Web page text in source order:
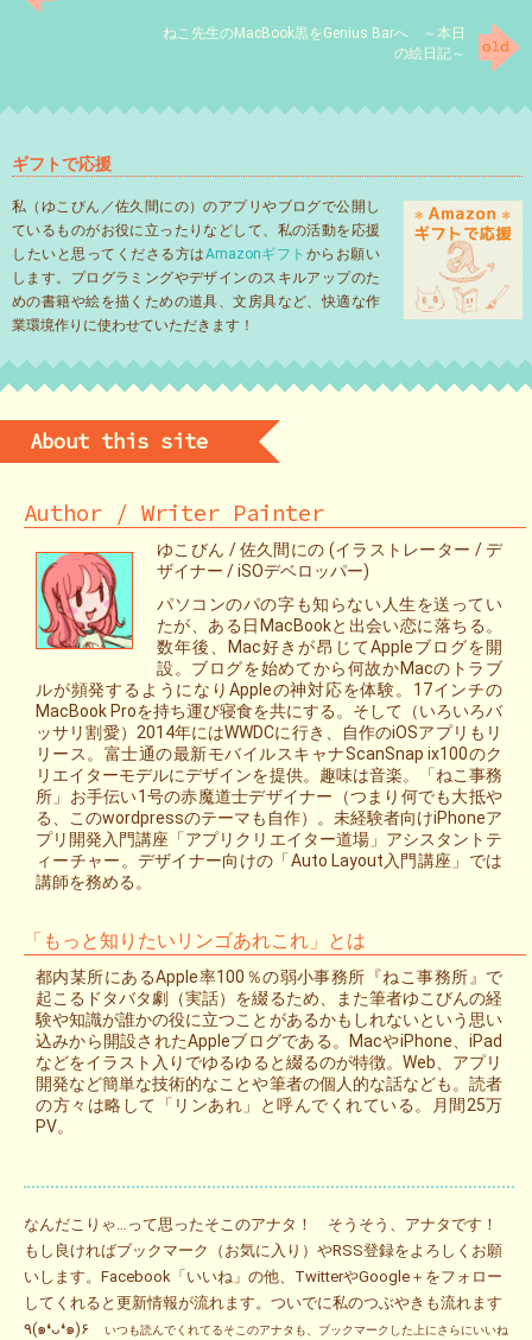
ねこ先生のMacBook黒をGenius Barへ ～本日
の絵日記～
ギフトで応援
私（ゆこびん／佐久間にの）のアプリやブログで公開し
ているものがお役に立ったりなどして、私の活動を応援
したいと思ってくださる方はAmazonギフト からお願い
します。プログラミングやデザインのスキルアップのた
めの書籍や絵を描くための道具、文房具など、快適な作
業環境作りに使わせていただきます！
About this site
Author / Writer Painter
ゆこびん / 佐久間にの (イラストレーター / デ
ザイナー / iSOデベロッパー)
パソコンのパの字も知らない人生を送ってい
たが、ある日MacBookと出会い恋に落ちる。
数年後、Mac好きが昂じてAppleブログを開
設。ブログを始めてから何故かMacのトラブ
ルが頻発するようになりAppleの神対応を体験。17インチの
MacBook Proを持ち運び寝食を共にする。そして（いろいろバ
ッサリ割愛）2014年にはWWDCに行き、自作のiOSアプリもリ
リース。富士通の最新モバイルスキャナScanSnap ix100のク
リエイターモデルにデザインを提供。趣味は音楽。「ねこ事務
所」お手伝い1号の赤魔道士デザイナー（つまり何でも大抵や
る、このwordpressのテーマも自作）。未経験者向けiPhoneア
プリ開発入門講座「アプリクリエイター道場」アシスタントテ
ィーチャー。デザイナー向けの「Auto Layout入門講座」では
講師を務める。
「もっと知りたいリンゴあれこれ」とは
都内某所にあるApple率100％の弱小事務所『ねこ事務所』で
起こるドタバタ劇（実話）を綴るため、また筆者ゆこびんの経
験や知識が誰かの役に立つことがあるかもしれないという思い
込みから開設されたAppleブログである。MacやiPhone、iPad
などをイラスト入りでゆるゆると綴るのが特徴。Web、アプリ
開発など簡単な技術的なことや筆者の個人的な話なども。読者
の方々は略して「リンあれ」と呼んでくれている。月間25万
PV。
なんだこりゃ…って思ったそこのアナタ！ そうそう、アナタです！
もし良ければブックマーク（お気に入り）やRSS登録をよろしくお願
いします。Facebook「いいね」の他、TwitterやGoogle＋をフォロー
してくれると更新情報が流れます。ついでに私のつぶやきも流れます
٩(๑❛ᴗ❛๑)۶
いつも読んでくれてるそこのアナタも、ブックマークした上にさらにいいね